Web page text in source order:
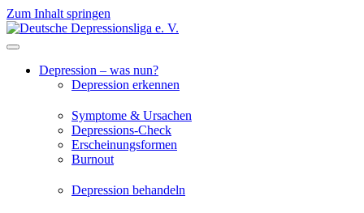
Zum Inhalt springen
Depression – was nun?
Depression erkennen
Symptome & Ursachen
Depressions-Check
Erscheinungsformen
Burnout
Depression behandeln